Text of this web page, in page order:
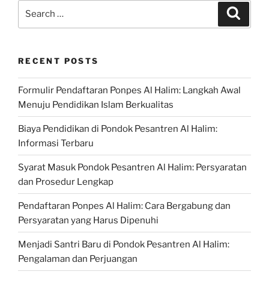
RECENT POSTS
Formulir Pendaftaran Ponpes Al Halim: Langkah Awal
Menuju Pendidikan Islam Berkualitas
Biaya Pendidikan di Pondok Pesantren Al Halim:
Informasi Terbaru
Syarat Masuk Pondok Pesantren Al Halim: Persyaratan
dan Prosedur Lengkap
Pendaftaran Ponpes Al Halim: Cara Bergabung dan
Persyaratan yang Harus Dipenuhi
Menjadi Santri Baru di Pondok Pesantren Al Halim:
Pengalaman dan Perjuangan